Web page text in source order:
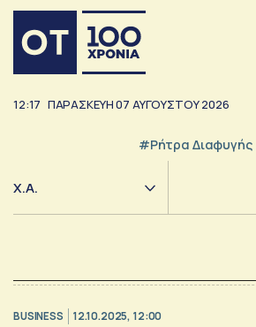
12:17 ΠΑΡΑΣΚΕΥΗ07 ΑΥΓΟΥΣΤΟΥ2026
#ρήτρα Διαφυγής
Χ.Α.
BUSINESS 12.10.2025, 12:00